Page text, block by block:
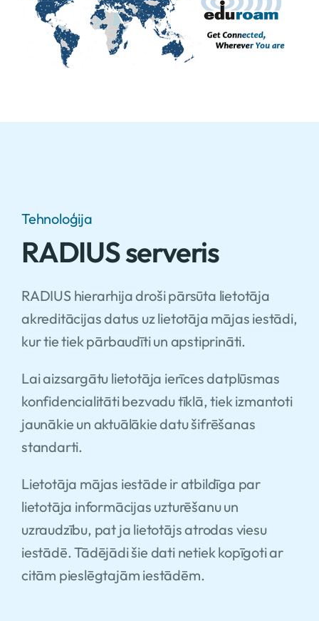
Tehnoloģija
RADIUS serveris
RADIUS hierarhija droši pārsūta lietotāja
akreditācijas datus uz lietotāja mājas iestādi,
kur tie tiek pārbaudīti un apstiprināti.
Lai aizsargātu lietotāja ierīces datplūsmas
konfidencialitāti bezvadu tīklā, tiek izmantoti
jaunākie un aktuālākie datu šifrēšanas
standarti.
Lietotāja mājas iestāde ir atbildīga par
lietotāja informācijas uzturēšanu un
uzraudzību, pat ja lietotājs atrodas viesu
iestādē. Tādējādi šie dati netiek kopīgoti ar
citām pieslēgtajām iestādēm.